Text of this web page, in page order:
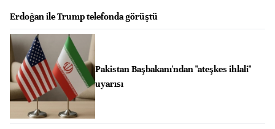
Erdoğan ile Trump telefonda görüştü
Pakistan Başbakanı'ndan "ateşkes ihlali"
uyarısı